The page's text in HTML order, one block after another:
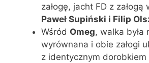
załogę, jacht FD z załogą
Paweł Supiński i Filip
Wśród Omeg, walka była
wyrównana i obie załogi
z identycznym